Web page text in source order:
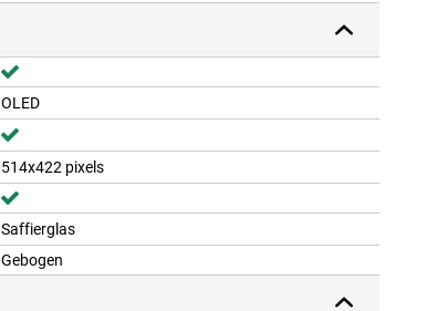
OLED
514x422 pixels
Saffierglas
Gebogen